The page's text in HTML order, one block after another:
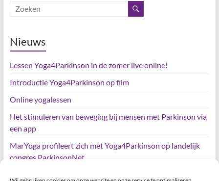
Nieuws
Lessen Yoga4Parkinson in de zomer live online!
Introductie Yoga4Parkinson op film
Online yogalessen
Het stimuleren van beweging bij mensen met Parkinson via
een app
MarYoga profileert zich met Yoga4Parkinson op landelijk
congres ParkinsonNet